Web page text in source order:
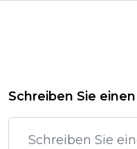
Schreiben Sie